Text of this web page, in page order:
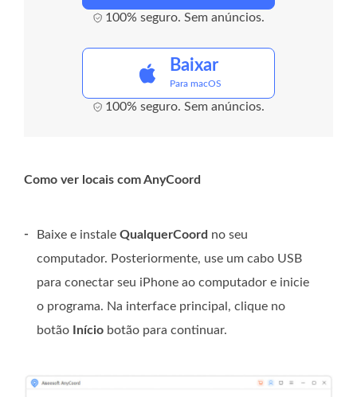
100% seguro. Sem anúncios.
Baixar
Para macOS
100% seguro. Sem anúncios.
Como ver locais com AnyCoord
- Baixe e instale QualquerCoord no seu
computador. Posteriormente, use um cabo USB
para conectar seu iPhone ao computador e inicie
o programa. Na interface principal, clique no
botão
Início botão para continuar.